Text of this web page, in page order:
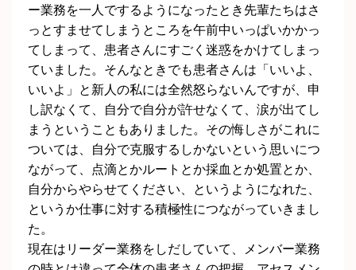
ー業務を一人でするようになったとき先輩たちはさ
っとすませてしまうところを午前中いっぱいかかっ
てしまって、患者さんにすごく迷惑をかけてしまっ
ていました。そんなときでも患者さんは「いいよ、
いいよ」と新人の私には全然怒らないんですが、申
し訳なくて、自分で自分が許せなくて、涙が出てし
まうということもありました。その悔しさがこれに
ついては、自分で克服するしかないという思いにつ
ながって、点滴とかルートとか採血とか処置とか、
自分からやらせてください、というようになれた、
というか仕事に対する積極性につながっていきまし
た。
現在はリーダー業務をしだしていて、メンバー業務